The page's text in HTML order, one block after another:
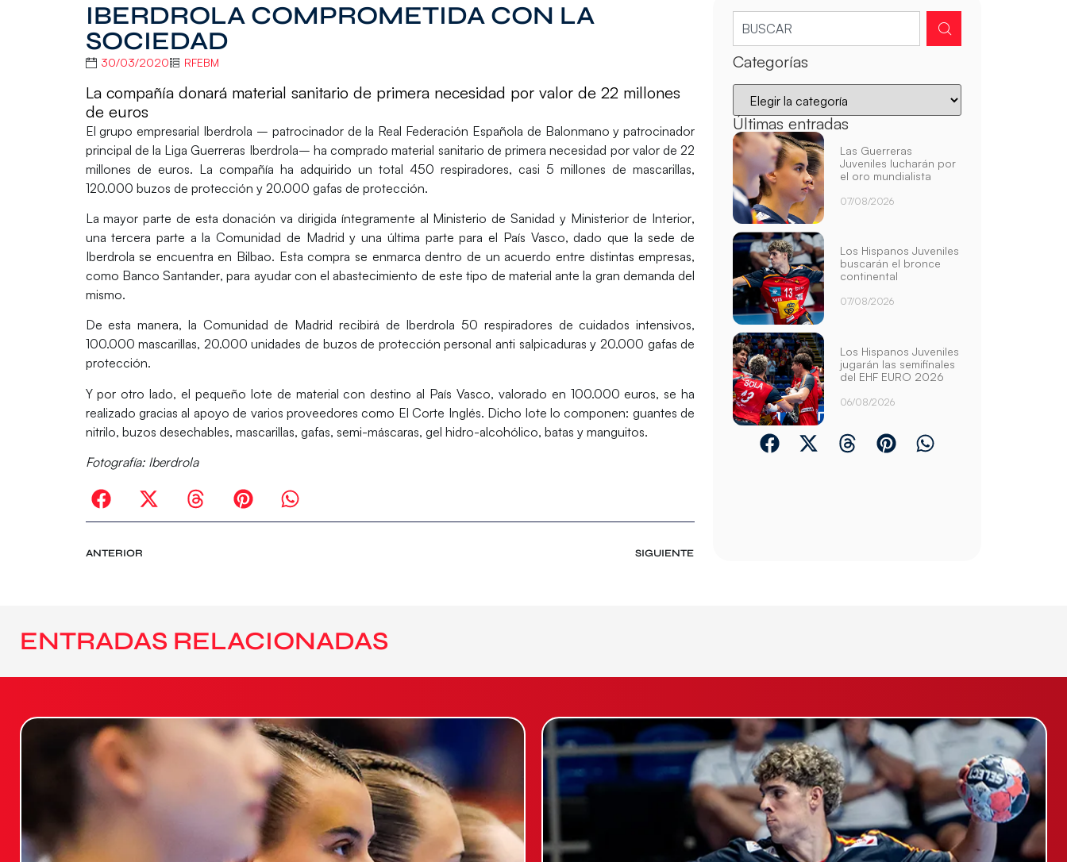
IBERDROLA COMPROMETIDA CON LA
SOCIEDAD
30/03/2020 RFEBM
La compañía donará material sanitario de primera necesidad por valor de 22 millones
de euros
El grupo empresarial Iberdrola – patrocinador de la Real Federación Española de Balonmano y patrocinador
principal de la Liga Guerreras Iberdrola– ha comprado material sanitario de primera necesidad por valor de 22
millones de euros. La compañía ha adquirido un total 450 respiradores, casi 5 millones de mascarillas,
120.000 buzos de protección y 20.000 gafas de protección.
La mayor parte de esta donación va dirigida íntegramente al Ministerio de Sanidad y Ministerior de Interior,
una tercera parte a la Comunidad de Madrid y una última parte para el País Vasco, dado que la sede de
Iberdrola se encuentra en Bilbao. Esta compra se enmarca dentro de un acuerdo entre distintas empresas,
como Banco Santander, para ayudar con el abastecimiento de este tipo de material ante la gran demanda del
mismo.
De esta manera, la Comunidad de Madrid recibirá de Iberdrola 50 respiradores de cuidados intensivos,
100.000 mascarillas, 20.000 unidades de buzos de protección personal anti salpicaduras y 20.000 gafas de
protección.
Y por otro lado, el pequeño lote de material con destino al País Vasco, valorado en 100.000 euros, se ha
realizado gracias al apoyo de varios proveedores como El Corte Inglés. Dicho lote lo componen: guantes de
nitrilo, buzos desechables, mascarillas, gafas, semi-máscaras, gel hidro-alcohólico, batas y manguitos.
Fotografía: Iberdrola
ANTERIOR SIGUIENTE
Categorías
Últimas entradas
Las Guerreras
Juveniles lucharán por
el oro mundialista
07/08/2026
Los Hispanos Juveniles
buscarán el bronce
continental
07/08/2026
Los Hispanos Juveniles
jugarán las semifinales
del EHF EURO 2026
06/08/2026
ENTRADAS RELACIONADAS